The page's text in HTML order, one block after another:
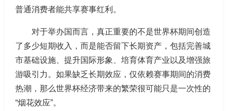
普通消费者能共享赛事红利。
对于举办国而言，真正重要的不是世界杯期间创造
了多少短期收入，而是能否留下长期资产，包括完善城
市基础设施、提升国际形象、培育体育产业以及增强旅
游吸引力。如果缺乏长期效应，仅依赖赛事期间的消费
热潮，那么世界杯经济带来的繁荣很可能只是一次性的
“烟花效应”。